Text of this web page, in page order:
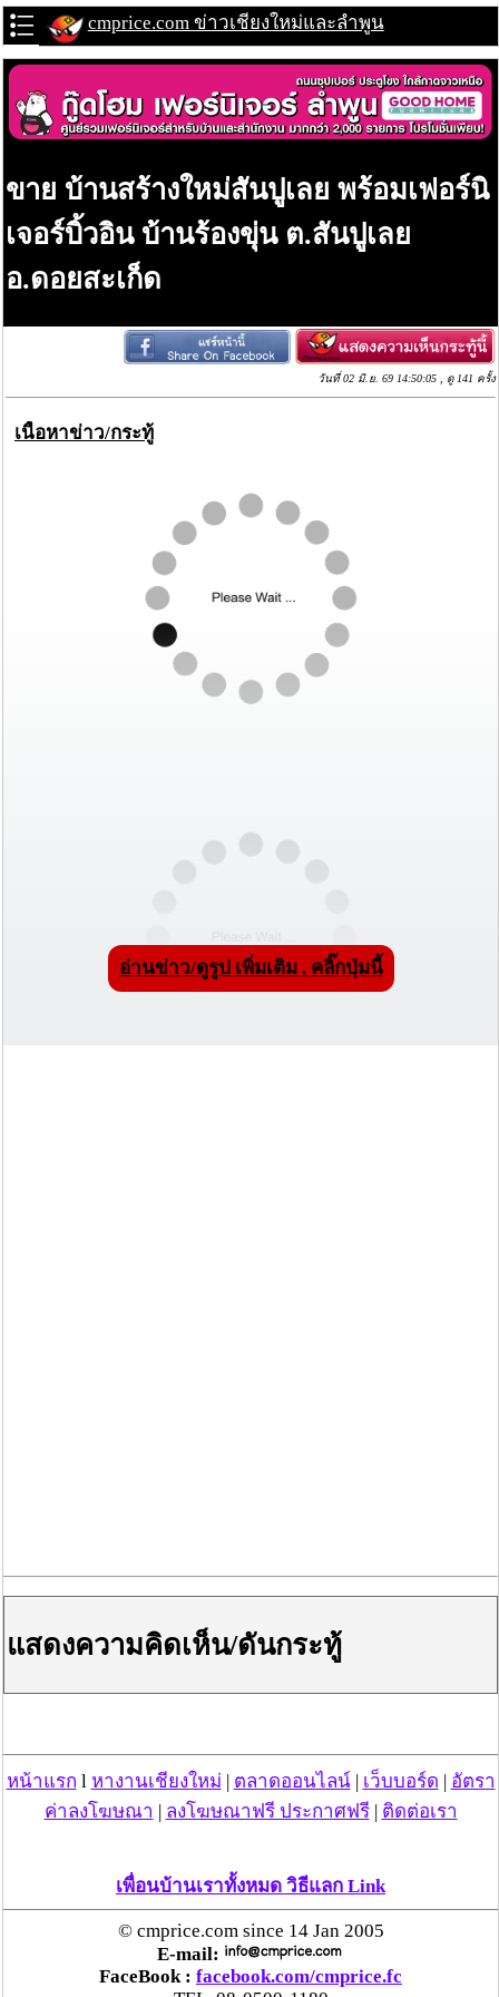
cmprice.com ข่าวเชียงใหม่และลำพูน
ขาย บ้านสร้างใหม่สันปูเลย พร้อมเฟอร์นิ
เจอร์บิ้วอิน บ้านร้องขุ่น ต.สันปูเลย
อ.ดอยสะเก็ด
วันที่ 02 มิ.ย. 69 14:50:05 , ดู 141 ครั้ง
เนื้อหาข่าว/กระทู้
อ่านข่าว/ดูรูป เพิ่มเติม . คลิ๊กปุ่มนี้
แสดงความคิดเห็น/ดันกระทู้
หน้าแรก l หางานเชียงใหม่ | ตลาดออนไลน์| เว็บบอร์ด | อัตรา
ค่าลงโฆษณา | ลงโฆษณาฟรี ประกาศฟรี| ติดต่อเรา
เพื่อนบ้านเราทั้งหมด วิธีแลก Link
© cmprice.com since 14 Jan 2005
E-mail:
FaceBook : facebook.com/cmprice.fc